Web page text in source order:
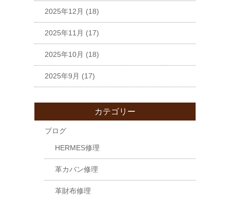
2025年12月 (18)
2025年11月 (17)
2025年10月 (18)
2025年9月 (17)
カテゴリー
ブログ
HERMES修理
革カバン修理
革財布修理